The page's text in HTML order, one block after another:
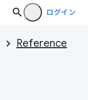
ログイン
Reference